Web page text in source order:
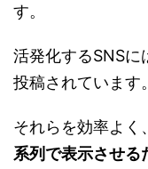
す。
活発化するSNSに
投稿されています。
それらを効率よく
系列で表示させる